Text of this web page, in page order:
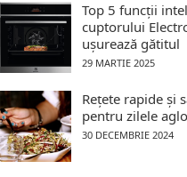
Top 5 funcții
cuptorului
ușurează gătitul
29 MARTIE 2025
Rețete rapide și
pentru zilele
30 DECEMBRIE 2024